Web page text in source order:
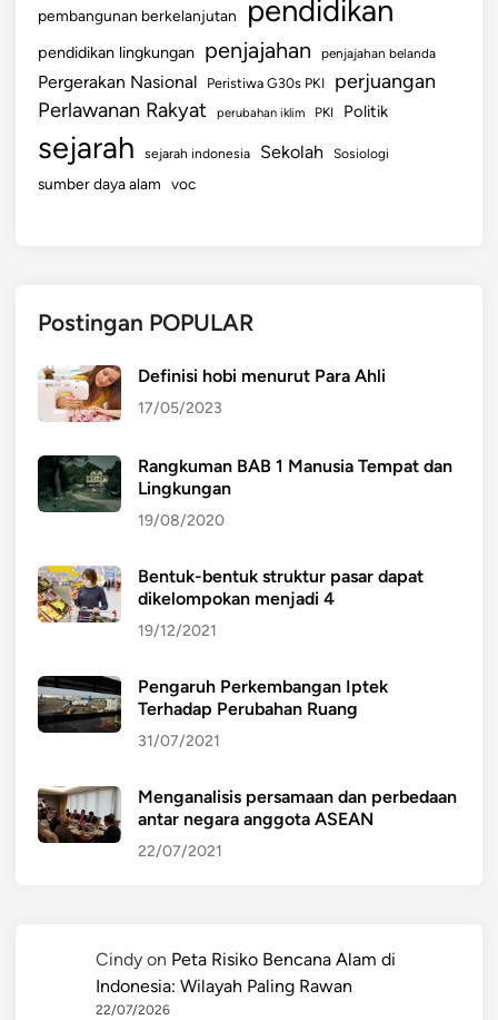
pembangunan berkelanjutan pendidikan
pendidikan lingkungan penjajahan penjajahan belanda
Pergerakan Nasional Peristiwa G30s PKI perjuangan
Perlawanan Rakyat perubahan iklim PKI Politik
sejarah sejarah indonesia Sekolah Sosiologi
sumber daya alam voc
Postingan POPULAR
Definisi hobi menurut Para Ahli
17/05/2023
Rangkuman BAB 1 Manusia Tempat dan
Lingkungan
19/08/2020
Bentuk-bentuk struktur pasar dapat
dikelompokan menjadi 4
19/12/2021
Pengaruh Perkembangan Iptek
Terhadap Perubahan Ruang
31/07/2021
Menganalisis persamaan dan perbedaan
antar negara anggota ASEAN
22/07/2021
Cindy on Peta Risiko Bencana Alam di
Indonesia: Wilayah Paling Rawan
22/07/2026